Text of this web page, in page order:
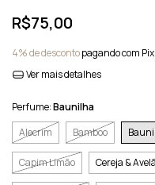
R$75,00
4% de descontopagando com Pix
Ver mais detalhes
Perfume:Baunilha
Alecrim
Bamboo
Capim Limão Cereja & Avelã